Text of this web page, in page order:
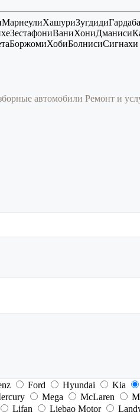
МарнеулиХашуриЗугдиди
ЗестафониВаниХониДманиси
БоржомиХобиБолнисиСигнахи
автомобили Ремонт и
Ford Hyundai Kia
Mega McLaren
Lifan Liebao Motor